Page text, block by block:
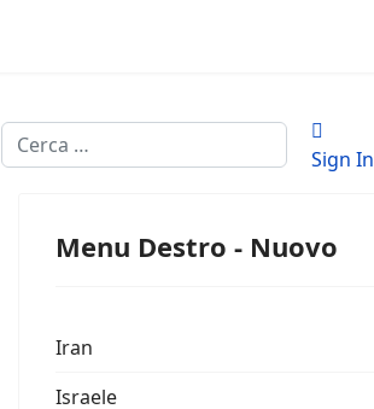
Cerca
Sign In
Menu Destro - Nuovo
Iran
Israele